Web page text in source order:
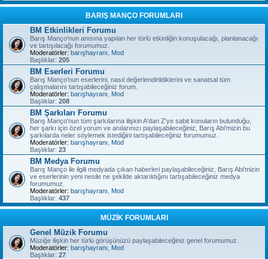
BARIŞ MANÇO FORUMLARI
BM Etkinlikleri Forumu
Barış Manço'nun anısına yapılan her türlü etkinliğin konuşulacağı, planlanacağı
ve tartışılacağı forumumuz.
Moderatörler: barışhayranı
Mod
Başlıklar: 205
BM Eserleri Forumu
Barış Manço'nun eserlerini, nasıl değerlendirildiklerini ve sanatsal tüm
çalışmalarını tartışabileceğiniz forum.
Moderatörler: barışhayranı
Mod
Başlıklar: 208
BM Şarkıları Forumu
Barış Manço'nun tüm şarkılarına ilişkin A'dan Z'ye sabit konuların bulunduğu,
her şarkı için özel yorum ve anılarınızı paylaşabileceğiniz, Barış Abi'mizin bu
şarkılarda neler söylemek istediğini tartışabileceğiniz forumumuz.
Moderatörler: barışhayranı
Mod
Başlıklar: 23
BM Medya Forumu
Barış Manço ile ilgili medyada çıkan haberleri paylaşabileceğiniz, Barış Abi'mizin
ve eserlerinin yeni nesile ne şekilde aktarıldığını tartışabileceğiniz medya
forumumuz.
Moderatörler: barışhayranı
Mod
Başlıklar: 437
MÜZİK FORUMLARI
Genel Müzik Forumu
Müziğe ilişkin her türlü görüşünüzü paylaşabileceğiniz genel forumumuz.
Moderatörler: barışhayranı
Mod
Başlıklar: 27